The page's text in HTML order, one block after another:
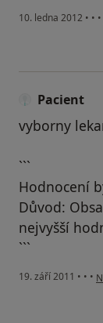
10. ledna 2012 • • •
Pacient
vyborny
```
Hodnocení
Důvod:
nejvyšší
```
19. září 2011 • • •